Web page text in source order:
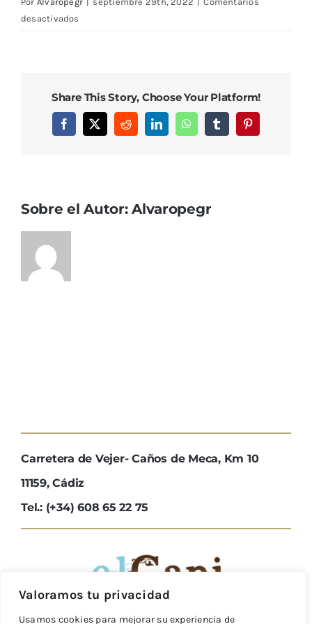
Valoramos tu privacidad
Usamos cookies para mejorar su experiencia de
desactivados
Share This Story, Choose Your Platform!
Facebook
X RedditLinkedInWhatsAppTumblrPinterest
Sobre el Autor:Alvaropegr
Carretera de Vejer- Caños de Meca, Km 10
11159, Cádiz
Tel.: (+34) 608 65 22 75